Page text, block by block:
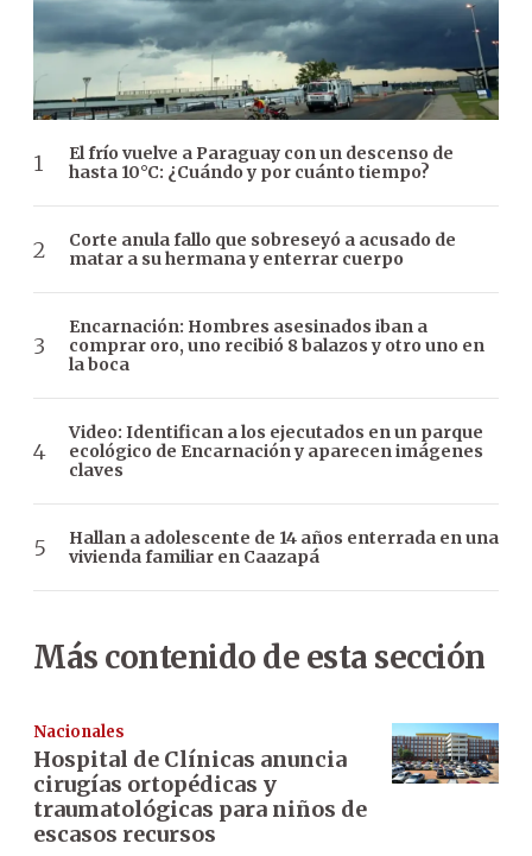
El frío vuelve a Paraguay con un descenso de
hasta 10°C: ¿Cuándo y por cuánto tiempo?
Corte anula fallo que sobreseyó a acusado de
matar a su hermana y enterrar cuerpo
Encarnación: Hombres asesinados iban a
comprar oro, uno recibió 8 balazos y otro uno en
la boca
Video: Identifican a los ejecutados en un parque
ecológico de Encarnación y aparecen imágenes
claves
Hallan a adolescente de 14 años enterrada en una
vivienda familiar en Caazapá
Más contenido de esta sección
Nacionales
Hospital de Clínicas anuncia
cirugías ortopédicas y
traumatológicas para niños de
escasos recursos